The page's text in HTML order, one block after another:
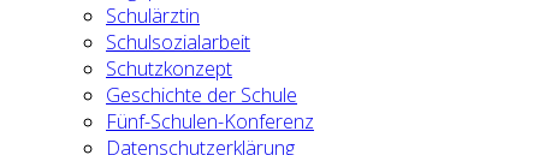
Schulärztin
Schulsozialarbeit
Schutzkonzept
Geschichte der Schule
Fünf-Schulen-Konferenz
Datenschutzerklärung